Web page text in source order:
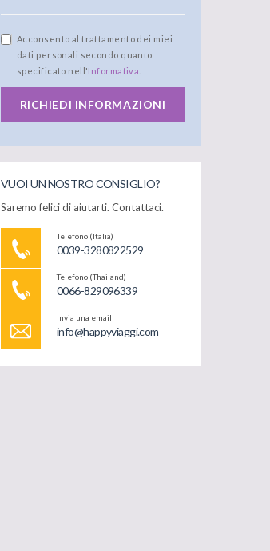
Acconsento al trattamento dei miei
dati personali secondo quanto
specificato nell'Informativa
RICHIEDI INFORMAZIONI
VUOI UN NOSTRO CONSIGLIO?
Saremo felici di aiutarti. Contattaci.
Telefono (Italia)
0039-3280822529
Telefono (Thailand)
0066-829096339
Invia una email
info@happyviaggi.com